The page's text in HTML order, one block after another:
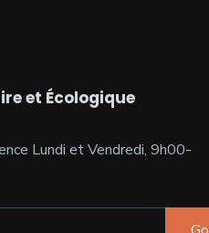
et Écologique
Lundi et Vendredi, 9h00-